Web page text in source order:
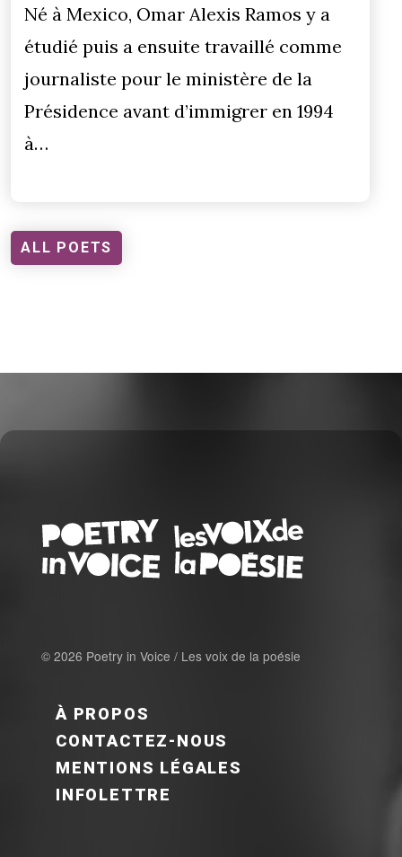
Né à Mexico, Omar Alexis Ramos y a
étudié puis a ensuite travaillé comme
journaliste pour le ministère de la
Présidence avant d’immigrer en 1994
à…
ALL POETS
© 2026 Poetry in Voice / Les voix de la poésie
À PROPOS
CONTACTEZ-NOUS
MENTIONS LÉGALES
INFOLETTRE